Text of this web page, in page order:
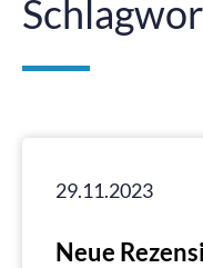
29.11.2023
Neue